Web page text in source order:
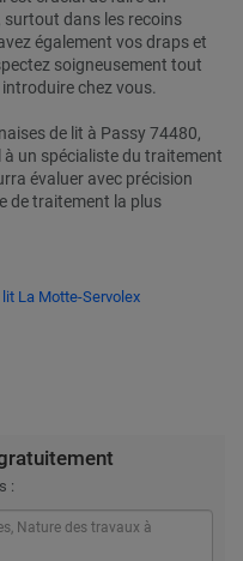
dans les recoins
également vos draps et
soigneusement tout
chez vous.
de lit à Passy 74480,
à un spécialiste du traitement
évaluer avec précision
de traitement la plus
La Motte-Servolex
: